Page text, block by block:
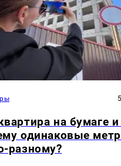
на бумаге
одинаковые
разному?